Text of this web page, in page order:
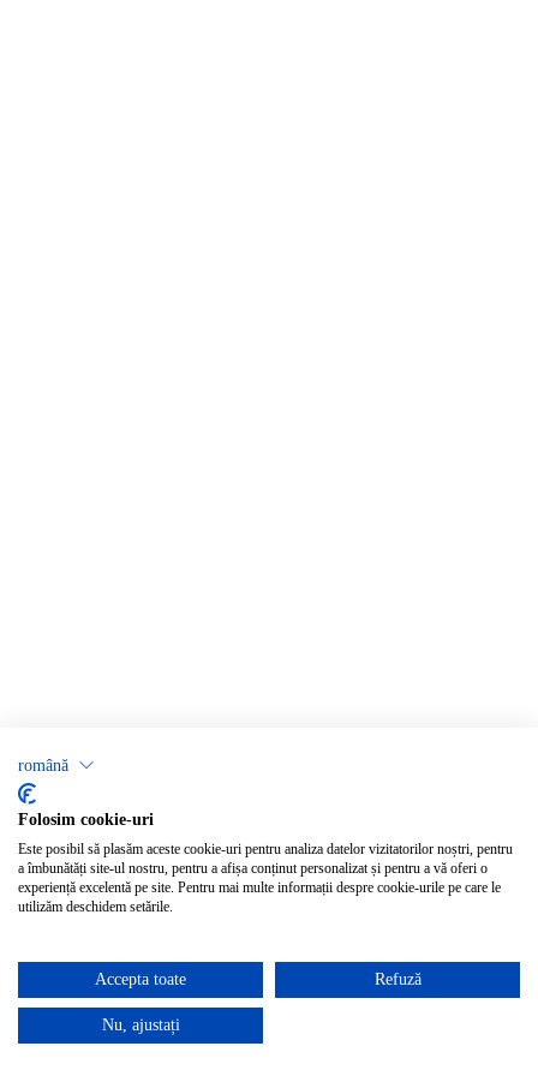
română
Folosim cookie-uri
Este posibil să plasăm aceste cookie-uri pentru analiza datelor vizitatorilor noștri, pentru
a îmbunătăți site-ul nostru, pentru a afișa conținut personalizat și pentru a vă oferi o
experiență excelentă pe site. Pentru mai multe informații despre cookie-urile pe care le
utilizăm deschidem setările.
Accepta toate Refuză
Nu, ajustați